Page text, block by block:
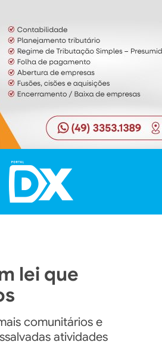
lei que
comunitários e
atividades